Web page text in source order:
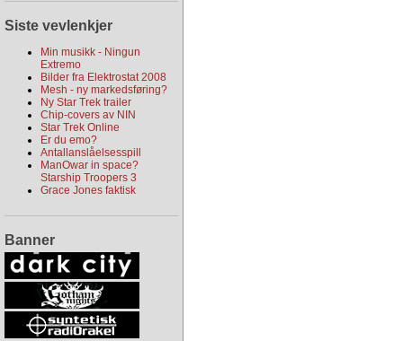
Siste vevlenkjer
Min musikk - Ningun
Extremo
Bilder fra Elektrostat 2008
Mesh - ny markedsføring?
Ny Star Trek trailer
Chip-covers av NIN
Star Trek Online
Er du emo?
Antallanslåelsesspill
ManOwar in space?
Starship Troopers 3
Grace Jones faktisk
Banner